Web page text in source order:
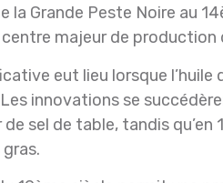
la Grande Peste Noire au
majeur de
eut lieu lorsque
innovations se
sel de table, tandis